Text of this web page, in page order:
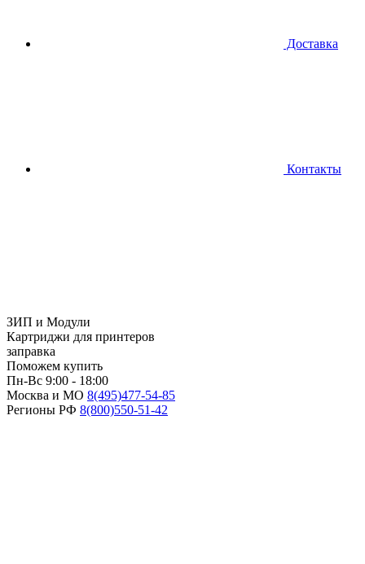
Доставка
Контакты
ЗИП и Модули
Картриджи для принтеров
заправка
Поможем купить
Пн-Вс 9:00 - 18:00
Москва и МО 8(495)477-54-85
Регионы РФ 8(800)550-51-42